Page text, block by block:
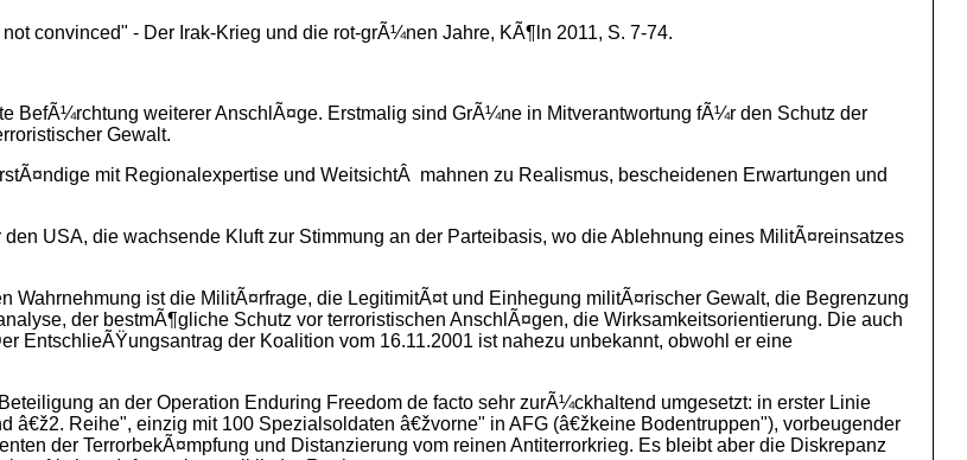
convinced" - Der Irak-Krieg und die rot-grÃ¼nen Jahre, KÃ¶ln 2011, S. 7-74.
BefÃ¼rchtung weiterer AnschlÃ¤ge. Erstmalig sind GrÃ¼ne in Mitverantwortung fÃ¼r den Schutz der
Gewalt.
mit Regionalexpertise und WeitsichtÂ mahnen zu Realismus, bescheidenen Erwartungen und
USA, die wachsende Kluft zur Stimmung an der Parteibasis, wo die Ablehnung eines MilitÃ¤reinsatzes
Wahrnehmung ist die MilitÃ¤rfrage, die LegitimitÃ¤t und Einhegung militÃ¤rischer Gewalt, die Begrenzung
der bestmÃ¶gliche Schutz vor terroristischen AnschlÃ¤gen, die Wirksamkeitsorientierung. Die auch
EntschlieÃŸungsantrag der Koalition vom 16.11.2001 ist nahezu unbekannt, obwohl er eine
an der Operation Enduring Freedom de facto sehr zurÃ¼ckhaltend umgesetzt: in erster Linie
Reihe", einzig mit 100 Spezialsoldaten â€žvorne" in AFG (â€žkeine Bodentruppen"), vorbeugender
der TerrorbekÃ¤mpfung und Distanzierung vom reinen Antiterrorkrieg. Es bleibt aber die Diskrepanz